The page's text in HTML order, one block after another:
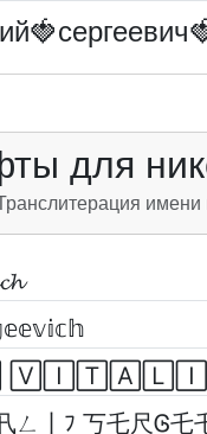
для
ㄥ丨ﾌ 丂乇尺Ꮆ乇